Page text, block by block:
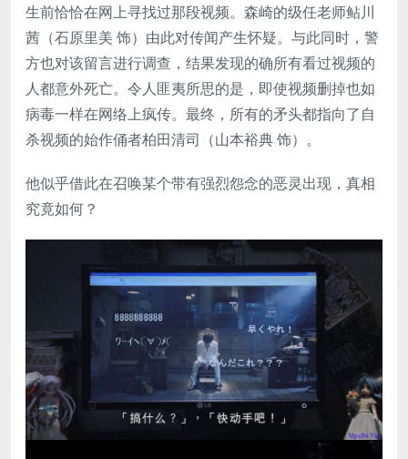
生前恰恰在网上寻找过那段视频。森崎的级任老师鲇川
茜（石原里美 饰）由此对传闻产生怀疑。与此同时，警
方也对该留言进行调查，结果发现的确所有看过视频的
人都意外死亡。令人匪夷所思的是，即使视频删掉也如
病毒一样在网络上疯传。最终，所有的矛头都指向了自
杀视频的始作俑者柏田清司（山本裕典 饰）。
他似乎借此在召唤某个带有强烈怨念的恶灵出现，真相
究竟如何？